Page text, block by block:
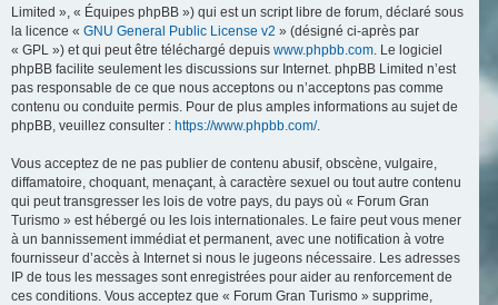
Limited », « Équipes phpBB ») qui est un script libre de forum, déclaré sous
la licence « GNU General Public License v2 » (désigné ci-après par
« GPL ») et qui peut être téléchargé depuis www.phpbb.com. Le logiciel
phpBB facilite seulement les discussions sur Internet. phpBB Limited n’est
pas responsable de ce que nous acceptons ou n’acceptons pas comme
contenu ou conduite permis. Pour de plus amples informations au sujet de
phpBB, veuillez consulter : https://www.phpbb.com/.
Vous acceptez de ne pas publier de contenu abusif, obscène, vulgaire,
diffamatoire, choquant, menaçant, à caractère sexuel ou tout autre contenu
qui peut transgresser les lois de votre pays, du pays où « Forum Gran
Turismo » est hébergé ou les lois internationales. Le faire peut vous mener
à un bannissement immédiat et permanent, avec une notification à votre
fournisseur d’accès à Internet si nous le jugeons nécessaire. Les adresses
IP de tous les messages sont enregistrées pour aider au renforcement de
ces conditions. Vous acceptez que « Forum Gran Turismo » supprime,